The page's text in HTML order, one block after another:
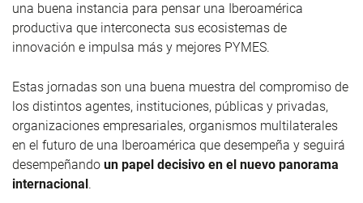
una buena instancia para pensar una Iberoamérica
productiva que interconecta sus ecosistemas de
innovación e impulsa más y mejores PYMES.
Estas jornadas son una buena muestra del compromiso de
los distintos agentes, instituciones, públicas y privadas,
organizaciones empresariales, organismos multilaterales
en el futuro de una Iberoamérica que desempeña y seguirá
desempeñando un papel decisivo en el nuevo panorama
internacional .